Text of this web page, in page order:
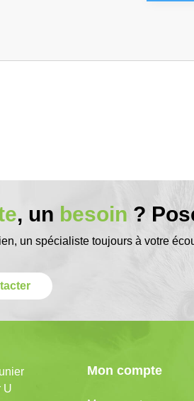
, un besoin ?
un spécialiste toujours à votre
U
Mon compte